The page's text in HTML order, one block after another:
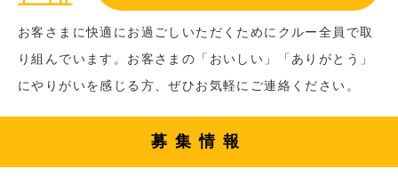
お客さまに快適にお過ごしいただくためにクルー全員で取
り組んでいます。お客さまの「おいしい」「ありがとう」
にやりがいを感じる方、ぜひお気軽にご連絡ください。
募集情報